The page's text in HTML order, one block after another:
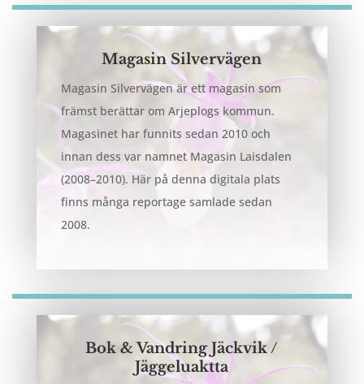
Magasin Silvervägen
Magasin Silvervägen är ett magasin som
främst berättar om Arjeplogs kommun.
Magasinet har funnits sedan 2010 och
innan dess var namnet Magasin Laisdalen
(2008–2010). Här på denna digitala plats
finns många reportage samlade sedan
2008.
Bok & Vandring Jäckvik /
Jäggeluaktta